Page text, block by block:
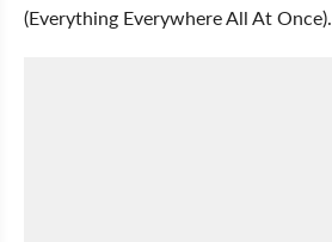
(Everything Everywhere All At Once).